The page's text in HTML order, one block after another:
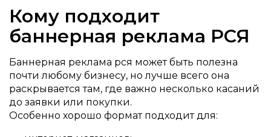
Кому подходит
баннерная реклама РСЯ
Баннерная реклама рся может быть полезна
почти любому бизнесу, но лучше всего она
раскрывается там, где важно несколько касаний
до заявки или покупки.
Особенно хорошо формат подходит для: